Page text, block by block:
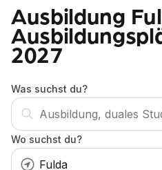
Ausbildung
2027
Was suchst du?
Wo suchst du?